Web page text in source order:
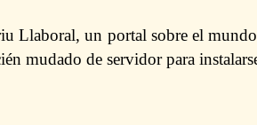
Llaboral, un portal sobre el
mudado de servidor para